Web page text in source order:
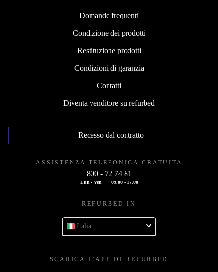
Domande frequenti
Condizione dei prodotti
Restituzione prodotti
Condizioni di garanzia
Contatti
Diventa venditore su refurbed
Recesso dal contratto
ASSISTENZA TELEFONICA GRATUITA
800 - 72 74 81
Lun - Ven 09.00 - 17.00
REFURBED IN
Italia
SCARICA L'APP DI REFURBED